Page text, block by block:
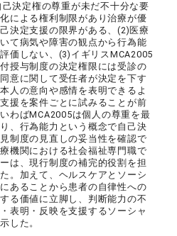
決定権の尊重が未だ不十分な要
による権利制限があり治療が優
決定支援の限界がある、(2)医療
て病気や障害の観点から行為能
価しない、(3)イギリスMCA2005
授与制度の決定権限には受診の
意に関して受任者が決定を下す
人の意向や感情を表明できるよ
援を案件ごとに試みることが前
わばMCA2005は個人の尊重を最
、行為能力という概念で自己決
制度の見直しの妥当性を確認で
機関における社会福祉専門職で
は、現行制度の補完的役割を担
。加えて、ヘルスケアとソーシ
あることから患者の自律性への
る価値に立脚し、判断能力の不
表明・反映を支援するソーシャ
した。